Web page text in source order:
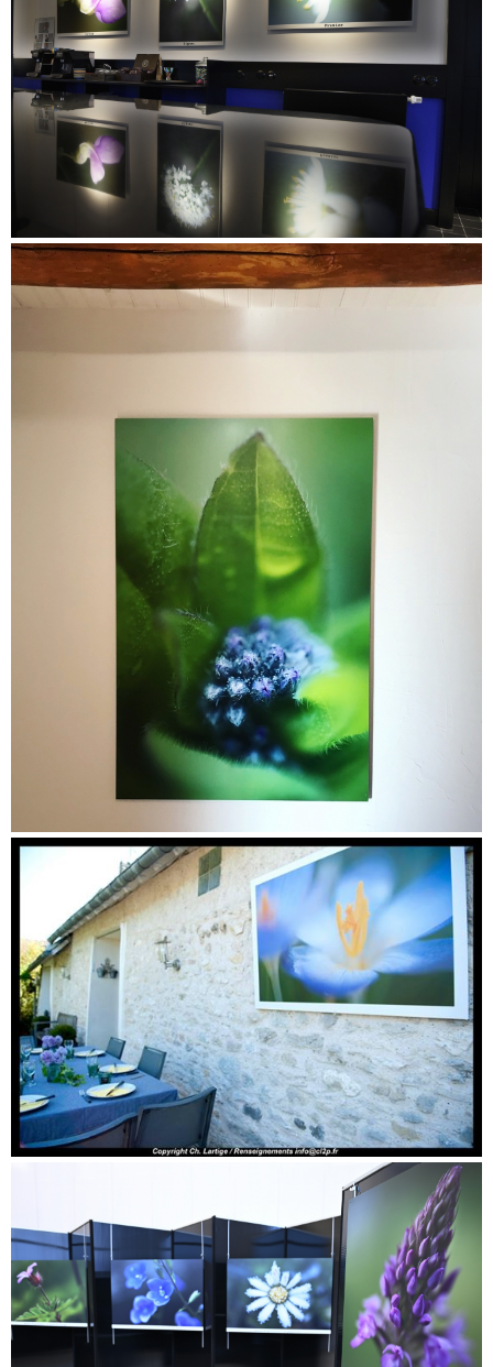
Vente aux enchères chez Drouot au profit de
l'association de A. Roumanoff "Solidarité avec les
soignants"
Epicerie "Les maisons de Vincent" Mers les Bains